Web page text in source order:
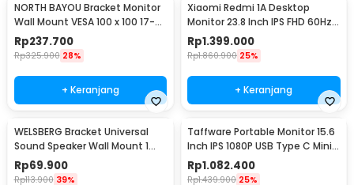
NORTH BAYOU Bracket Monitor
Wall Mount VESA 100 x 100 17-27
Inch TV - F120
Rp237.700
Rp325.900 28%
+ Keranjang
Xiaomi Redmi 1A Desktop
Monitor 23.8 Inch IPS FHD 60Hz
Ultra-thin HDMI - RMMNT238NF
Rp1.399.000
Rp1.860.900 25%
+ Keranjang
WELSBERG Bracket Universal
Sound Speaker Wall Mount 1
Pair - SW-03B
Rp69.900
Rp113.900 39%
Taffware Portable Monitor 15.6
Inch IPS 1080P USB Type C Mini
HDMI - LG156
Rp1.082.400
Rp1.439.900 25%